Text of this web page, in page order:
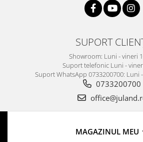
SUPORT
Showroom: Luni - vineri
Suport telefonic Luni -
Suport WhatsApp 0733200700: Luni
0733200700
MAGAZINUL MEU